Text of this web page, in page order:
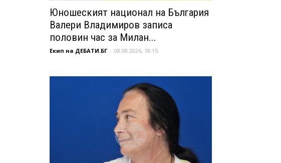
Юношеският национал на България
Валери Владимиров записа
половин час за Милан...
Екип на ДЕБАТИ.БГ - 08.08.2026, 18:15